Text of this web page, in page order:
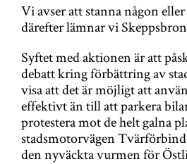
Vi avser att stanna någon
därefter lämnar vi
Syftet med aktionen är att
debatt kring förbättring av
visa att det är möjligt att
effektivt än till att parkera
protestera mot de helt galna
stadsmotorvägen
den nyväckta vurmen för